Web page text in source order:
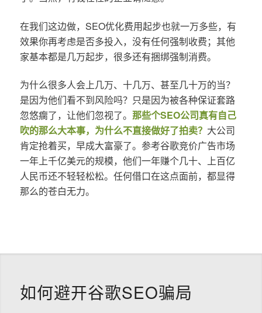
在我们这边做，SEO优化费用起步也就一万多些，有
效果你再考虑是否多投入，没有任何强制收费；其他
家基本都是几万起步，很多还有捆绑强制消费。
为什么很多人会上几万、十几万、甚至几十万的当？
是因为他们看不到风险吗？只是因为被各种保证套路
忽悠瘸了，让他们忽视了。 那些个SEO公司真有自己
吹的那么大本事，为什么不直接做好了拍卖？ 大公司
肯定抢着买，早成大富豪了。参考谷歌竞价广告市场
一年上千亿美元的规模，他们一年赚个几十、上百亿
人民币还不轻轻松松。任何借口在这点面前，都显得
那么的苍白无力。
如何避开谷歌SEO骗局